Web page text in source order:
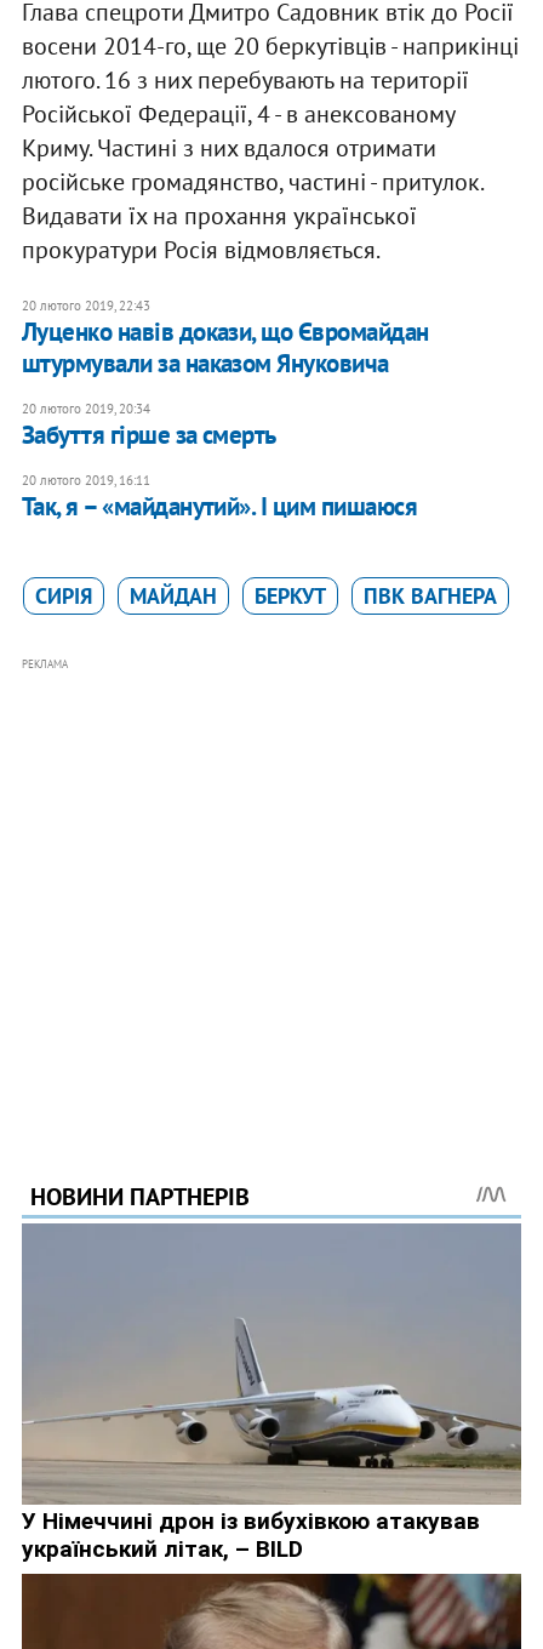
Глава спецроти Дмитро Садовник втік до Росії
восени 2014-го, ще 20 беркутівців - наприкінці
лютого. 16 з них перебувають на території
Російської Федерації, 4 - в анексованому
Криму. Частині з них вдалося отримати
російське громадянство, частині - притулок.
Видавати їх на прохання української
прокуратури Росія відмовляється.
20 лютого 2019, 22:43
Луценко навів докази, що Євромайдан
штурмували за наказом Януковича
20 лютого 2019, 20:34
Забуття гірше за смерть
20 лютого 2019, 16:11
Так, я – «майданутий». І цим пишаюся
СИРІЯ МАЙДАН БЕРКУТ ПВК ВАГНЕРА
РЕКЛАМА